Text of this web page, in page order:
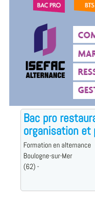
Bac pro
organisation et
Formation en alternance
Boulogne-sur-Mer
(62) -